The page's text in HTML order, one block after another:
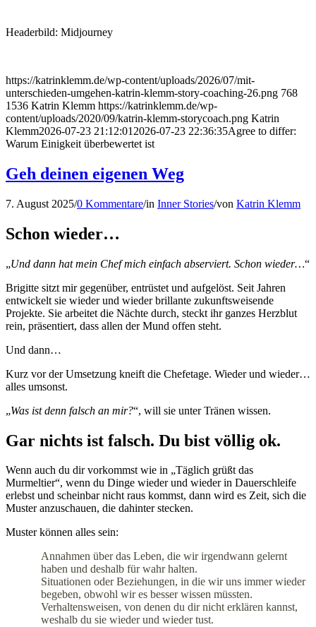
Headerbild: Midjourney
https://katrinklemm.de/wp-content/uploads/2026/07/mit-
unterschieden-umgehen-katrin-klemm-story-coaching-26.png 768
1536 Katrin Klemm https://katrinklemm.de/wp-
content/uploads/2020/09/katrin-klemm-storycoach.png Katrin
Klemm2026-07-23 21:12:01 2026-07-23 22:36:35Agree to differ:
Warum Einigkeit überbewertet ist
Geh deinen eigenen Weg
7. August 2025/0 Kommentare/in Inner Stories/von Katrin Klemm
Schon wieder…
„Und dann hat mein Chef mich einfach abserviert. Schon wieder…“
Brigitte sitzt mir gegenüber, entrüstet und aufgelöst. Seit Jahren
entwickelt sie wieder und wieder brillante zukunftsweisende
Projekte. Sie arbeitet die Nächte durch, steckt ihr ganzes Herzblut
rein, präsentiert, dass allen der Mund offen steht.
Und dann…
Kurz vor der Umsetzung kneift die Chefetage. Wieder und wieder…
alles umsonst.
„Was ist denn falsch an mir?“, will sie unter Tränen wissen.
Gar nichts ist falsch. Du bist völlig ok.
Wenn auch du dir vorkommst wie in „Täglich grüßt das
Murmeltier“, wenn du Dinge wieder und wieder in Dauerschleife
erlebst und scheinbar nicht raus kommst, dann wird es Zeit, sich die
Muster anzuschauen, die dahinter stecken.
Muster können alles sein:
Annahmen über das Leben, die wir irgendwann gelernt
haben und deshalb für wahr halten.
Situationen oder Beziehungen, in die wir uns immer wieder
begeben, obwohl wir es besser wissen müssten.
Verhaltensweisen, von denen du dir nicht erklären kannst,
weshalb du sie wieder und wieder tust.